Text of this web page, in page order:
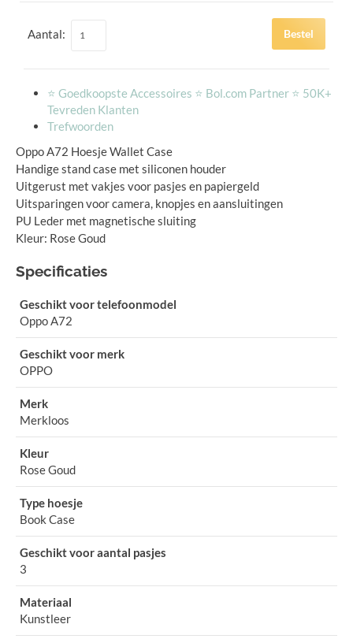
Aantal: Bestel
⭐️ Goedkoopste Accessoires ⭐️ Bol.com Partner ⭐️ 50K+
Tevreden Klanten
Trefwoorden
Oppo A72 Hoesje Wallet Case
Handige stand case met siliconen houder
Uitgerust met vakjes voor pasjes en papiergeld
Uitsparingen voor camera, knopjes en aansluitingen
PU Leder met magnetische sluiting
Kleur: Rose Goud
Specificaties
Geschikt voor telefoonmodel
Oppo A72
Geschikt voor merk
OPPO
Merk
Merkloos
Kleur
Rose Goud
Type hoesje
Book Case
Geschikt voor aantal pasjes
3
Materiaal
Kunstleer